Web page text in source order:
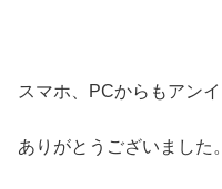
スマホ、PCからもアン
ありがとうございました。